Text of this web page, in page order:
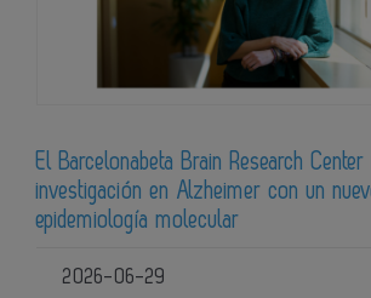
El Barcelonabeta Brain Research
investigación en Alzheimer con un
epidemiología molecular
2026-06-29